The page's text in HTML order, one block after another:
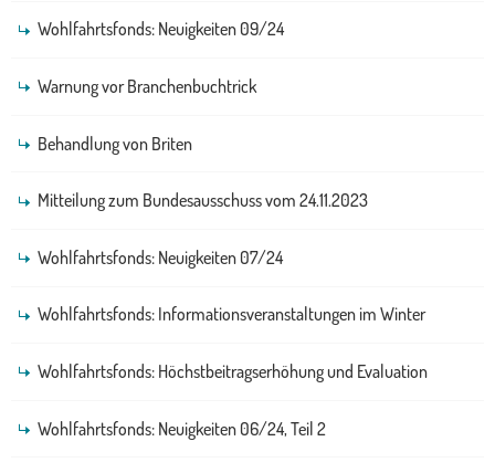
Wohlfahrtsfonds: Neuigkeiten 09/24
Warnung vor Branchenbuchtrick
Behandlung von Briten
Mitteilung zum Bundesausschuss vom 24.11.2023
Wohlfahrtsfonds: Neuigkeiten 07/24
Wohlfahrtsfonds: Informationsveranstaltungen im Winter
Wohlfahrtsfonds: Höchstbeitragserhöhung und Evaluation
Wohlfahrtsfonds: Neuigkeiten 06/24, Teil 2